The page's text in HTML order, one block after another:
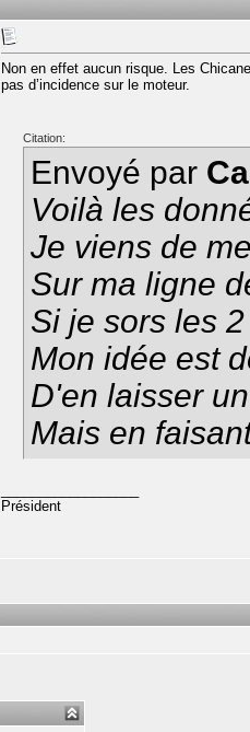
Non en effet aucun risque. Les
pas d’incidence sur le moteur.
Citation:
Envoyé par
Voilà les
Je viens de
Sur ma ligne
Si je sors les
Mon idée est
D'en laisser
Mais en
Président